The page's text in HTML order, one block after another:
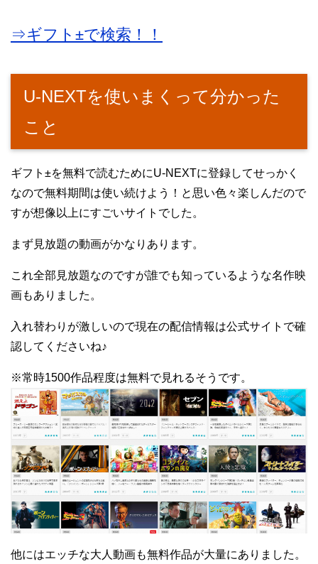
⇒ギフト±で検索！！
U-NEXTを使いまくって分かった
こと
ギフト±を無料で読むためにU-NEXTに登録してせっかく
なので無料期間は使い続けよう！と思い色々楽しんだので
すが想像以上にすごいサイトでした。
まず見放題の動画がかなりあります。
これ全部見放題なのですが誰でも知っているような名作映
画もありました。
入れ替わりが激しいので現在の配信情報は公式サイトで確
認してくださいね♪
※常時1500作品程度は無料で見れるそうです。
他にはエッチな大人動画も無料作品が大量にありました。